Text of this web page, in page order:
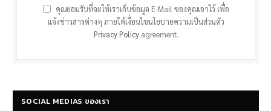
คุณยอมรับที่จะให้เราเก็บข้อมูล E-Mail ของคุณเอาไว้ เพื่อ
แจ้งข่าวสารต่างๆ ภายใต้เงื่อนไขนโยบายความเป็นส่วนตัว
Privacy Policyagreement.
SOCIAL MEDIAS ของเรา